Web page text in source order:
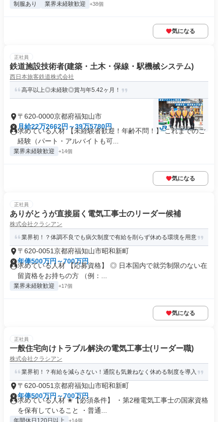
制服あり 業界未経験歓迎 +38個
気になる
正社員
鉄道施設技術者(建築・土木・保線・駅機械システム)
西日本旅客鉄道株式会社
高卒以上◎未経験◎賞与年5.42ヶ月！
〒620-0000京都府福知山市
月給22万2662円～39万5780円
求めている人材 【未経験者歓迎！年齢不問！】 これまでのご
経験（パート・アルバイトも可...
業界未経験歓迎 +14個
気になる
正社員
ありがとうが直接届く電気工事士のリーダー候補
株式会社クラシアン
業界初！？体調不良でも病欠制度で有給を削らず休める環境を用意
〒620-0051京都府福知山市昭和新町
年俸500万円～700万円
求めている人材 【応募資格】 ◎ 日本国内で就労制限のない在
留資格をお持ちの方 （例：...
業界未経験歓迎 +17個
気になる
正社員
一般住宅向けトラブル解決の電気工事士(リーダー職)
株式会社クラシアン
業界初！？有給を減らさない！通院も気兼ねなく休める制度を導入
〒620-0051京都府福知山市昭和新町
年俸500万円～700万円
求めている人材 ✬【必須条件】 ・第2種電気工事士の国家資格
を保有していること ・普通...
年間休日120日以上 +14個